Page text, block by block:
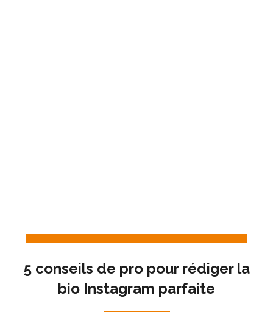
5 conseils de pro pour rédiger la
bio Instagram parfaite